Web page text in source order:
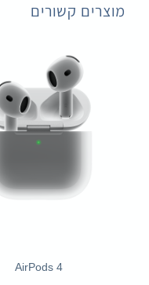
מוצרים קשורים
AirPods 4